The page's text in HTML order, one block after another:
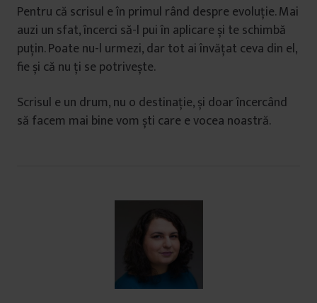
Pentru că scrisul e în primul rând despre evoluție. Mai
auzi un sfat, încerci să-l pui în aplicare și te schimbă
puțin. Poate nu-l urmezi, dar tot ai învățat ceva din el,
fie și că nu ți se potrivește.
Scrisul e un drum, nu o destinație, și doar încercând
să facem mai bine vom ști care e vocea noastră.